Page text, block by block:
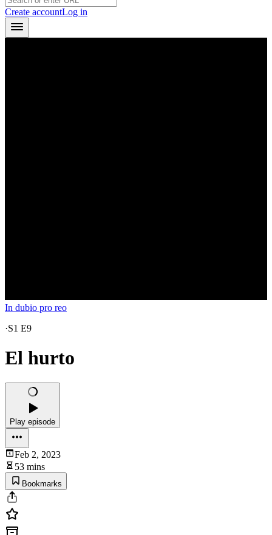
Create accountLog in
In dubio pro reo
·S1 E9
El hurto
Play episode
Feb 2, 2023
53 mins
Bookmarks